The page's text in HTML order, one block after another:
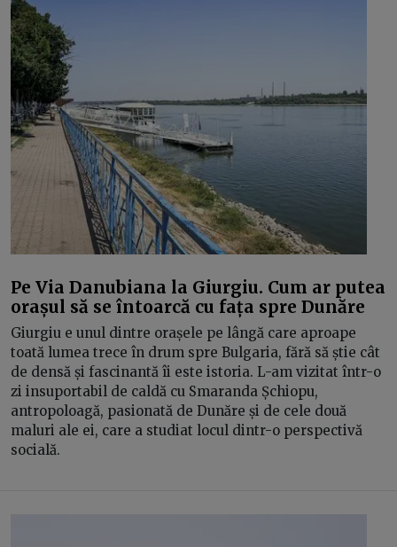
Pe Via Danubiana la Giurgiu. Cum ar putea
orașul să se întoarcă cu fața spre Dunăre
Giurgiu e unul dintre orașele pe lângă care aproape
toată lumea trece în drum spre Bulgaria, fără să știe cât
de densă și fascinantă îi este istoria. L-am vizitat într-o
zi insuportabil de caldă cu Smaranda Șchiopu,
antropoloagă, pasionată de Dunăre și de cele două
maluri ale ei, care a studiat locul dintr-o perspectivă
socială.